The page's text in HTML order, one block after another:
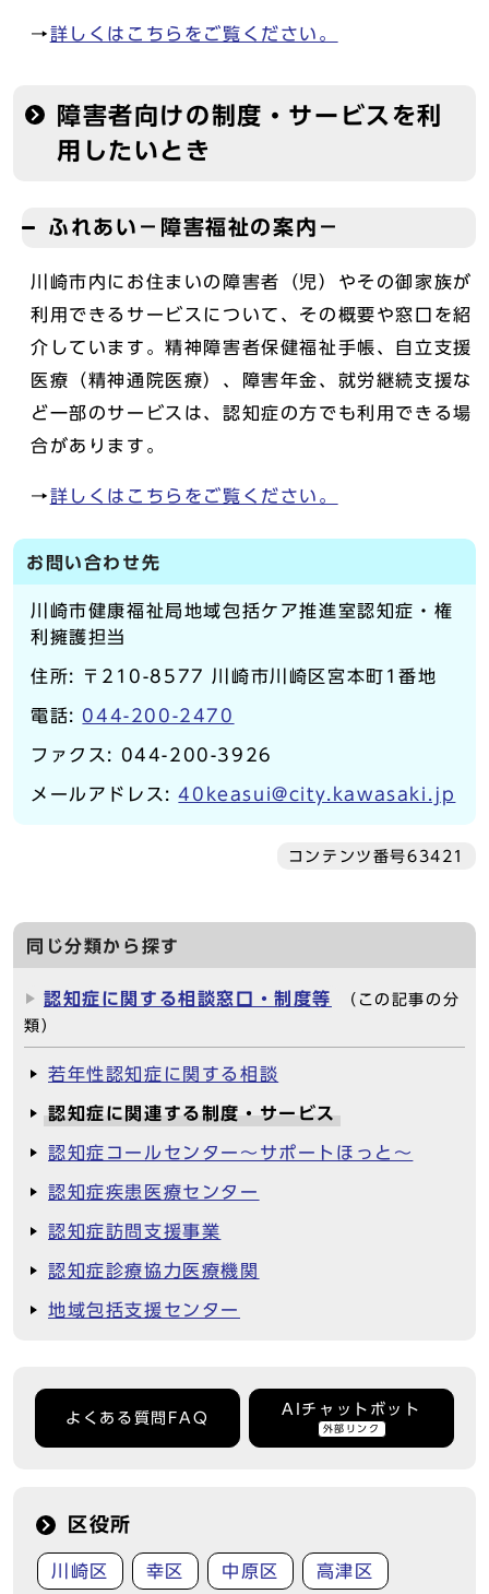
→詳しくはこちらをご覧ください。
障害者向けの制度・サービスを利
用したいとき
ふれあい－障害福祉の案内－
川崎市内にお住まいの障害者（児）やその御家族が
利用できるサービスについて、その概要や窓口を紹
介しています。精神障害者保健福祉手帳、自立支援
医療（精神通院医療）、障害年金、就労継続支援な
ど一部のサービスは、認知症の方でも利用できる場
合があります。
→詳しくはこちらをご覧ください。
お問い合わせ先
川崎市健康福祉局地域包括ケア推進室認知症・権
利擁護担当
住所: 〒210-8577 川崎市川崎区宮本町1番地
電話: 044-200-2470
ファクス: 044-200-3926
メールアドレス:40keasui@city.kawasaki.jp
コンテンツ番号63421
同じ分類から探す
認知症に関する相談窓口・制度等
（この記事の分
類）
若年性認知症に関する相談
認知症に関連する制度・サービス
認知症コールセンター～サポートほっと～
認知症疾患医療センター
認知症訪問支援事業
認知症診療協力医療機関
地域包括支援センター
よくある質問FAQ
AIチャットボット
外部リンク
区役所
川崎区 幸区 中原区 高津区